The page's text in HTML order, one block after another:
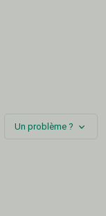
Un problème ?